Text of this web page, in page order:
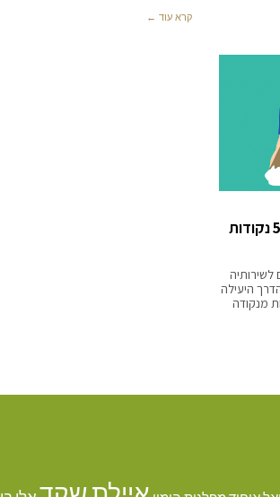
קרא עוד ←
זקוקים לחברת שליחויות? 5 נקודות
לשירותיה
היעילה
מנקודה